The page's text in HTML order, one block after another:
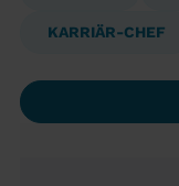
KARRIÄR-CHEF